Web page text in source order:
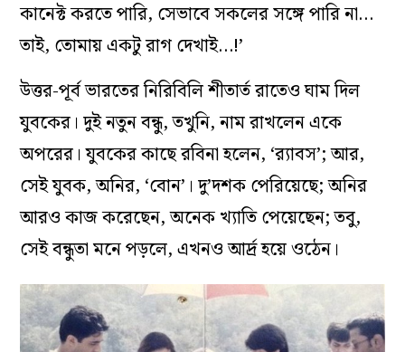
কানেক্ট করতে পারি, সেভাবে সকলের সঙ্গে পারি না…
তাই, তোমায় একটু রাগ দেখাই…!’
উত্তর-পূর্ব ভারতের নিরিবিলি শীতার্ত রাতেও ঘাম দিল
যুবকের। দুই নতুন বন্ধু, তখুনি, নাম রাখলেন একে
অপরের। যুবকের কাছে রবিনা হলেন, ‘র‍্যাবস’; আর,
সেই যুবক, অনির, ‘বোন’। দু’দশক পেরিয়েছে; অনির
আরও কাজ করেছেন, অনেক খ্যাতি পেয়েছেন; তবু,
সেই বন্ধুতা মনে পড়লে, এখনও আর্দ্র হয়ে ওঠেন।